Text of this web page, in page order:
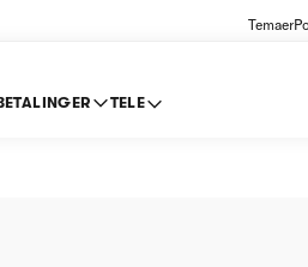
Temaer
TELE